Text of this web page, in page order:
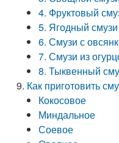
4. Фруктовый
5. Ягодный смузи
6. Смузи с
7. Смузи из
8. Тыквенный
Как приготовить
Кокосовое
Миндальное
Соевое